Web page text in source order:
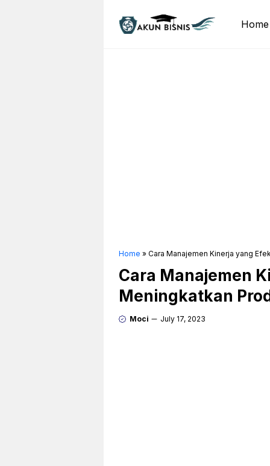
Home
Home » Cara Manajemen Kinerja yang
Cara Manajemen
Meningkatkan
Moci July 17, 2023